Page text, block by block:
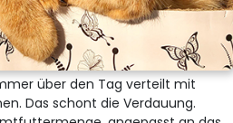
über den Tag verteilt mit
Das schont die Verdauung.